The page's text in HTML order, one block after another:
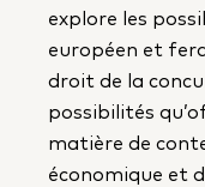
explore les
européen et
droit de la
possibilités
matière de
économique et